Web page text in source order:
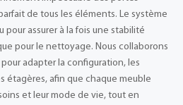
de tous les éléments. Le système
assurer à la fois une stabilité
pour le nettoyage. Nous collaborons
adapter la configuration, les
étagères, afin que chaque meuble
et leur mode de vie, tout en